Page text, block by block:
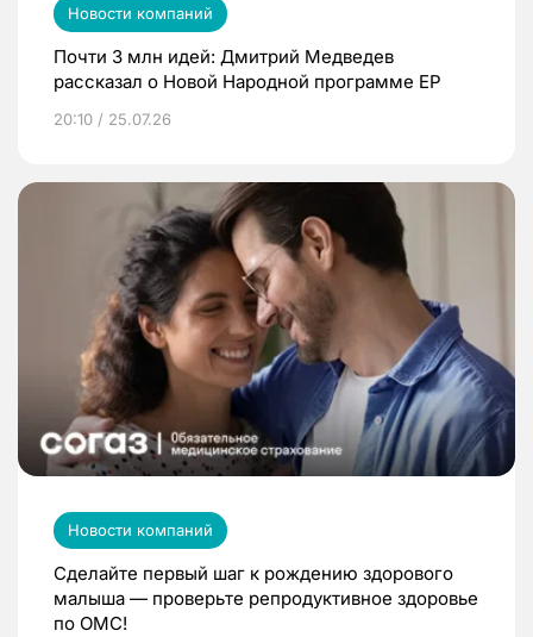
Новости компаний
Почти 3 млн идей: Дмитрий Медведев
рассказал о Новой Народной программе ЕР
20:10 / 25.07.26
Новости компаний
Сделайте первый шаг к рождению здорового
малыша — проверьте репродуктивное здоровье
по ОМС!